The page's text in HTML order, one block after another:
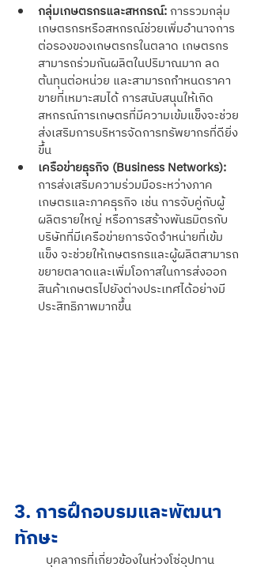
กลุ่มเกษตรกรและสหกรณ์: การรวมกลุ่ม
เกษตรกรหรือสหกรณ์ช่วยเพิ่มอำนาจการ
ต่อรองของเกษตรกรในตลาด เกษตรกร
สามารถร่วมกันผลิตในปริมาณมาก ลด
ต้นทุนต่อหน่วย และสามารถกำหนดราคา
ขายที่เหมาะสมได้ การสนับสนุนให้เกิด
สหกรณ์การเกษตรที่มีความเข้มแข็งจะช่วย
ส่งเสริมการบริหารจัดการทรัพยากรที่ดียิ่ง
ขึ้น
เครือข่ายธุรกิจ (Business Networks):
การส่งเสริมความร่วมมือระหว่างภาค
เกษตรและภาคธุรกิจ เช่น การจับคู่กับผู้
ผลิตรายใหญ่ หรือการสร้างพันธมิตรกับ
บริษัทที่มีเครือข่ายการจัดจำหน่ายที่เข้ม
แข็ง จะช่วยให้เกษตรกรและผู้ผลิตสามารถ
ขยายตลาดและเพิ่มโอกาสในการส่งออก
สินค้าเกษตรไปยังต่างประเทศได้อย่างมี
ประสิทธิภาพมากขึ้น
3. การฝึกอบรมและพัฒนา
ทักษะ
บุคลากรที่เกี่ยวข้องในห่วงโซ่อุปทาน